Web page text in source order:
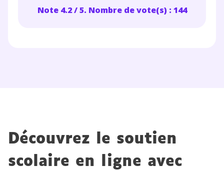
Note 4.2 / 5. Nombre de vote(s) : 144
Découvrez le soutien
scolaire en ligne avec